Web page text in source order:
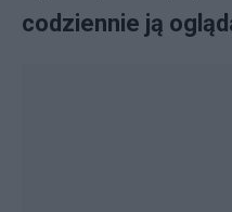
codziennie ją